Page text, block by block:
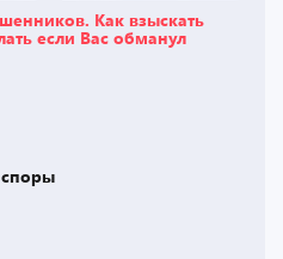
Как взыскать
если Вас обманул